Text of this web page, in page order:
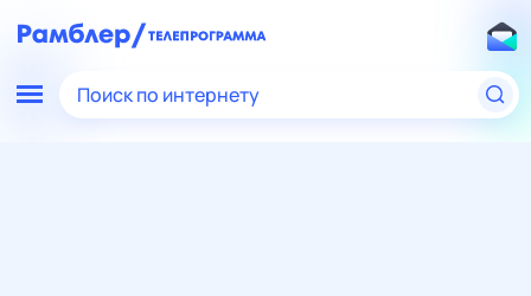
Поиск по интернету